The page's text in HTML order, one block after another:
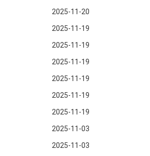
2025-11-20
2025-11-19
2025-11-19
2025-11-19
2025-11-19
2025-11-19
2025-11-19
2025-11-03
2025-11-03